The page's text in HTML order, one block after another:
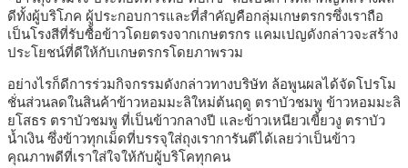
ดีทั้งผู้บริโภค ผู้ประกอบการและที่สำคัญคือกลุ่มเกษตรกรซึ่งเราถือ
เป็นโรงสีที่รับซื้อข้าวโดยตรงจากเกษตรกร แคมเปญดังกล่าวจะสร้าง
ประโยชน์ที่ดีให้กับเกษตรกรโดยภาพรวม
อย่างไรก็ดีการร่วมกิจกรรมดังกล่าวทางบริษัท ล้อพูนผลได้จัดโปรโม
ชั่นส่วนลดในสินค้าข้าวหอมมะลิใหม่ต้นฤดู ตราบัวชมพู ข้าวหอมมะลิ
ยโสธร ตราบัวชมพู ที่เป็นข้าวกลางปี และข้าวเหนียวเขี้ยวงู ตราบัว
น้ำเงิน ซึ่งข้าวทุกเม็ดที่บรรจุใส่ถุงเราการันตีได้เลยว่าเป็นข้าว
คุณภาพดีที่เราใส่ใจให้กับผู้บริโคทุกคน